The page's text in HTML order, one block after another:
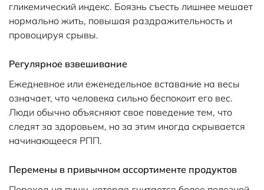
гликемический индекс. Боязнь съесть лишнее мешает
нормально жить, повышая раздражительность и
провоцируя срывы.
Регулярное взвешивание
Ежедневное или еженедельное вставание на весы
означает, что человека сильно беспокоит его вес.
Люди обычно объясняют свое поведение тем, что
следят за здоровьем, но за этим иногда скрывается
начинающееся РПП.
Перемены в привычном ассортименте продуктов